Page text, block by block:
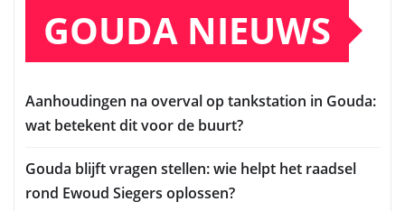
GOUDA NIEUWS
Aanhoudingen na overval op tankstation in Gouda:
wat betekent dit voor de buurt?
Gouda blijft vragen stellen: wie helpt het raadsel
rond Ewoud Siegers oplossen?